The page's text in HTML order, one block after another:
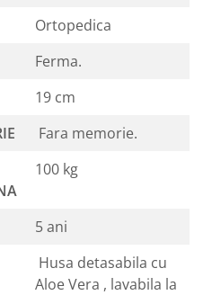
Ortopedica
Ferma.
19 cm
Fara memorie.
100 kg
5 ani
Husa detasabila cu
Aloe Vera , lavabila la